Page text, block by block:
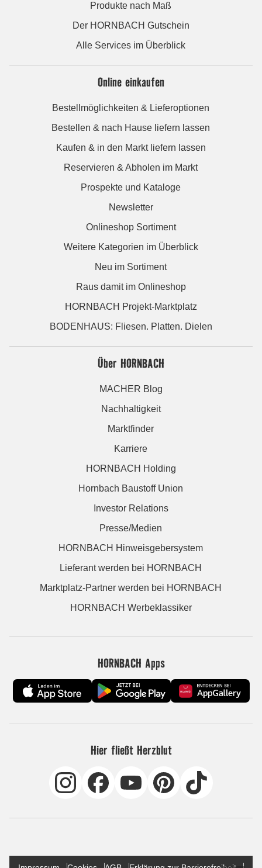
Produkte nach Maß
Der HORNBACH Gutschein
Alle Services im Überblick
Online einkaufen
Bestellmöglichkeiten & Lieferoptionen
Bestellen & nach Hause liefern lassen
Kaufen & in den Markt liefern lassen
Reservieren & Abholen im Markt
Prospekte und Kataloge
Newsletter
Onlineshop Sortiment
Weitere Kategorien im Überblick
Neu im Sortiment
Raus damit im Onlineshop
HORNBACH Projekt-Marktplatz
BODENHAUS: Fliesen. Platten. Dielen
Über HORNBACH
MACHER Blog
Nachhaltigkeit
Marktfinder
Karriere
HORNBACH Holding
Hornbach Baustoff Union
Investor Relations
Presse/Medien
HORNBACH Hinweisgebersystem
Lieferant werden bei HORNBACH
Marktplatz-Partner werden bei HORNBACH
HORNBACH Werbeklassiker
HORNBACH Apps
Hier fließt Herzblut